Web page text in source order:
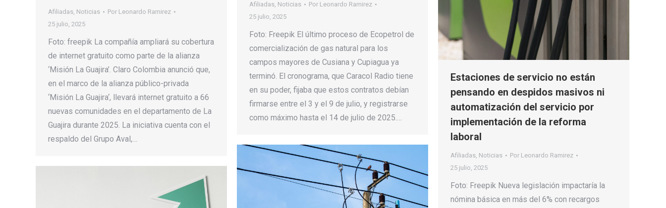
Estaciones de servicio no están
pensando en despidos masivos ni
automatización del servicio por
implementación de la reforma
laboral
Afiliadas, Noticias Por Leonardo Ramirez
25 julio, 2025
Foto: Freepik Nueva legislación impactaría la
nómina básica en más del 6% con recargos
Afiliadas, Noticias Por Leonardo Ramirez
25 julio, 2025
Foto: freepik La compañía ampliará su cobertura
de internet gratuito como parte de la alianza
‘Misión La Guajira’. Claro Colombia anunció que,
en el marco de la alianza público-privada
‘Misión La Guajira‘, llevará internet gratuito a 66
nuevas comunidades en el departamento de La
Guajira durante 2025. La iniciativa cuenta con el
respaldo del Grupo Aval,…
Afiliadas, Noticias Por Leonardo Ramirez
25 julio, 2025
Foto: Freepik El último proceso de Ecopetrol de
comercialización de gas natural para los
campos mayores de Cusiana y Cupiagua ya
terminó. El cronograma, que Caracol Radio tiene
en su poder, fijaba que estos contratos debían
firmarse entre el 3 y el 9 de julio, y registrarse
como máximo hasta el 14 de julio de 2025.…